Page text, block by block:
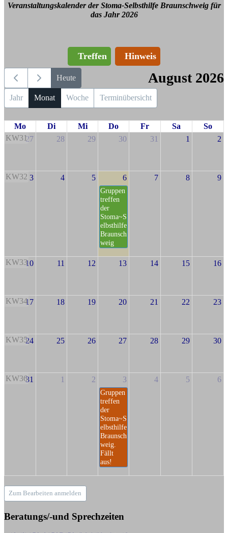
Veranstaltungskalender der Stoma-Selbsthilfe Braunschweig für
das Jahr 2026
Treffen Hinweis
Heute August 2026
Jahr Monat Woche Terminübersicht
Mo Di Mi Do Fr Sa
So
KW3127 28 29 30 31 1 2
KW32 3 4 5 6
Gruppen
treffen
der
Stoma~S
elbsthilfe
Braunsch
weig
7 8 9
KW3310 11 12 13 14 15 16
KW3417 18 19 20 21 22 23
KW3524 25 26 27 28 29 30
KW3631 1 2 3
Gruppen
treffen
der
Stoma~S
elbsthilfe
Braunsch
weig.
Fällt
aus!
4 5 6
Zum Bearbeiten anmelden
Beratungs/-und Sprechzeiten